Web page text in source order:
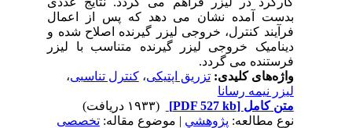
بدست آمده نشان می دهد که پس از اعمال
فرآیند کنترل، خروجی لیزر گیرنده اصلاح شده و
دینامیک خروجی لیزر گیرنده متناسب با لیزر
فرستنده می گردد.
واژه‌های کلیدی:تزریق اپتیکی،کنترل تناسبی،
لیزر نیمه رسانا
متن کامل[PDF 527 kb]
نوع مطالعه:پژوهشي| موضوع مقاله:تخصصی